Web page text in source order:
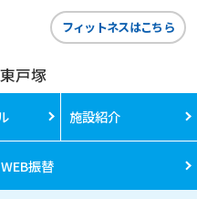
戸塚
フィットネスはこちら
施設紹介
WEB振替